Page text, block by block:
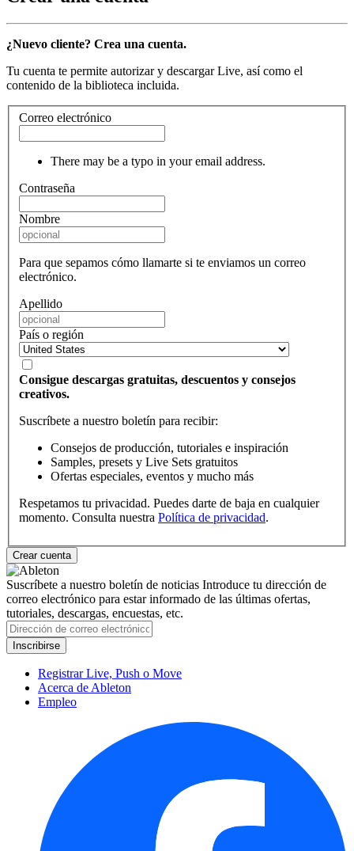
¿Nuevo cliente? Crea una cuenta.
Tu cuenta te permite autorizar y descargar Live, así como el
contenido de la biblioteca incluida.
Correo electrónico
There may be a typo in your email address.
Contraseña
Nombre
Para que sepamos cómo llamarte si te enviamos un correo
electrónico.
Apellido
País o región
Consigue descargas gratuitas, descuentos y consejos
creativos.
Suscríbete a nuestro boletín para recibir:
Consejos de producción, tutoriales e inspiración
Samples, presets y Live Sets gratuitos
Ofertas especiales, eventos y mucho más
Respetamos tu privacidad. Puedes darte de baja en cualquier
momento. Consulta nuestra Política de privacidad.
Suscríbete a nuestro boletín de noticias Introduce tu dirección de
correo electrónico para estar informado de las últimas ofertas,
tutoriales, descargas, encuestas, etc.
Registrar Live, Push o Move
Acerca de Ableton
Empleo